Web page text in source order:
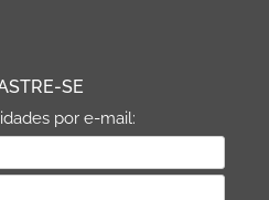
SE
por e-mail: